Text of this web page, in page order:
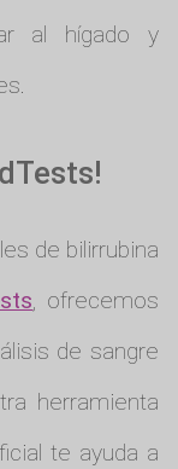
al hígado y
de bilirrubina
, ofrecemos
de sangre
herramienta
te ayuda a